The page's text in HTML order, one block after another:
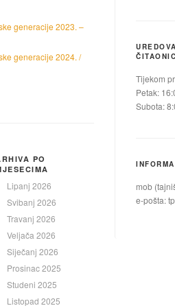
generacije 2023. –
generacije 2024. /
PO
Lipanj 2026
Svibanj 2026
Travanj 2026
Veljača 2026
Siječanj 2026
Prosinac 2025
Studeni 2025
Listopad 2025
Tijekom
Petak:
Subota:
mob
e-pošta: